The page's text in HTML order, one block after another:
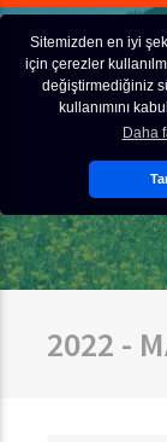
Sitemizden en iyi
için çerezler
değiştirmediğiniz
kullanımını
Daha
2022 -